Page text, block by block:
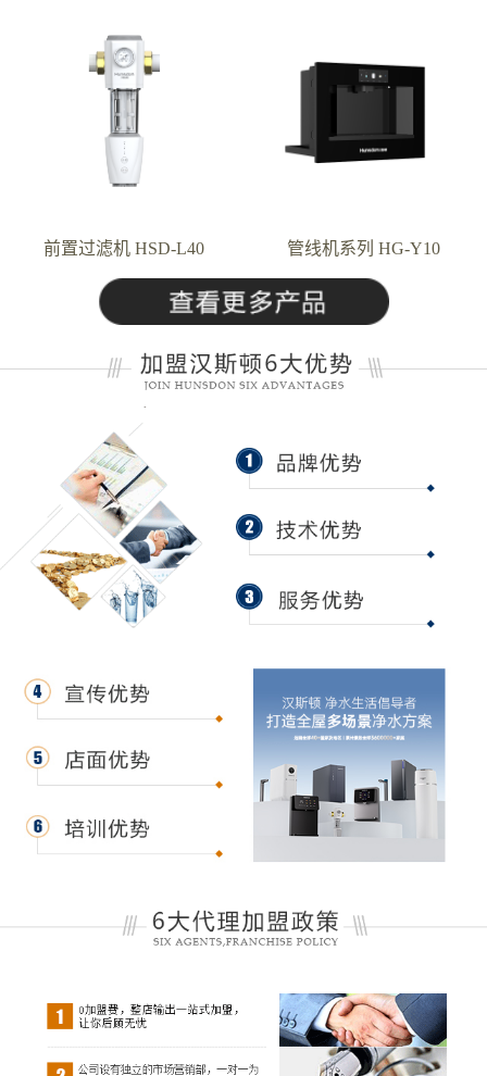
前置过滤机 HSD-L40 管线机系列 HG-Y10